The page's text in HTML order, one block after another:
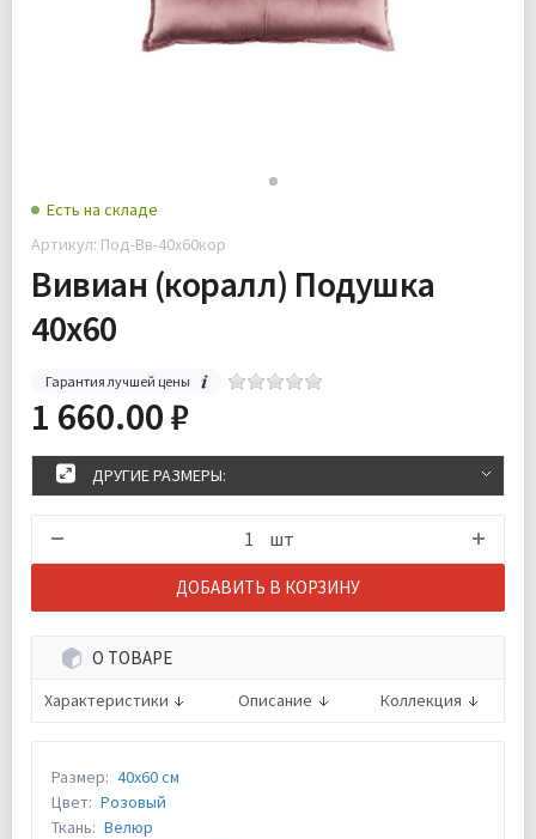
Есть на складе
Артикул: Под-Вв-40х60кор
Вивиан (коралл) Подушка
40х60
Гарантия лучшей цены
1 660.00 ₽
ДРУГИЕ РАЗМЕРЫ:
шт
ДОБАВИТЬ В КОРЗИНУ
О ТОВАРЕ
Характеристики Описание Коллекция
Размер: 40х60 см
Цвет: Розовый
Ткань: Велюр